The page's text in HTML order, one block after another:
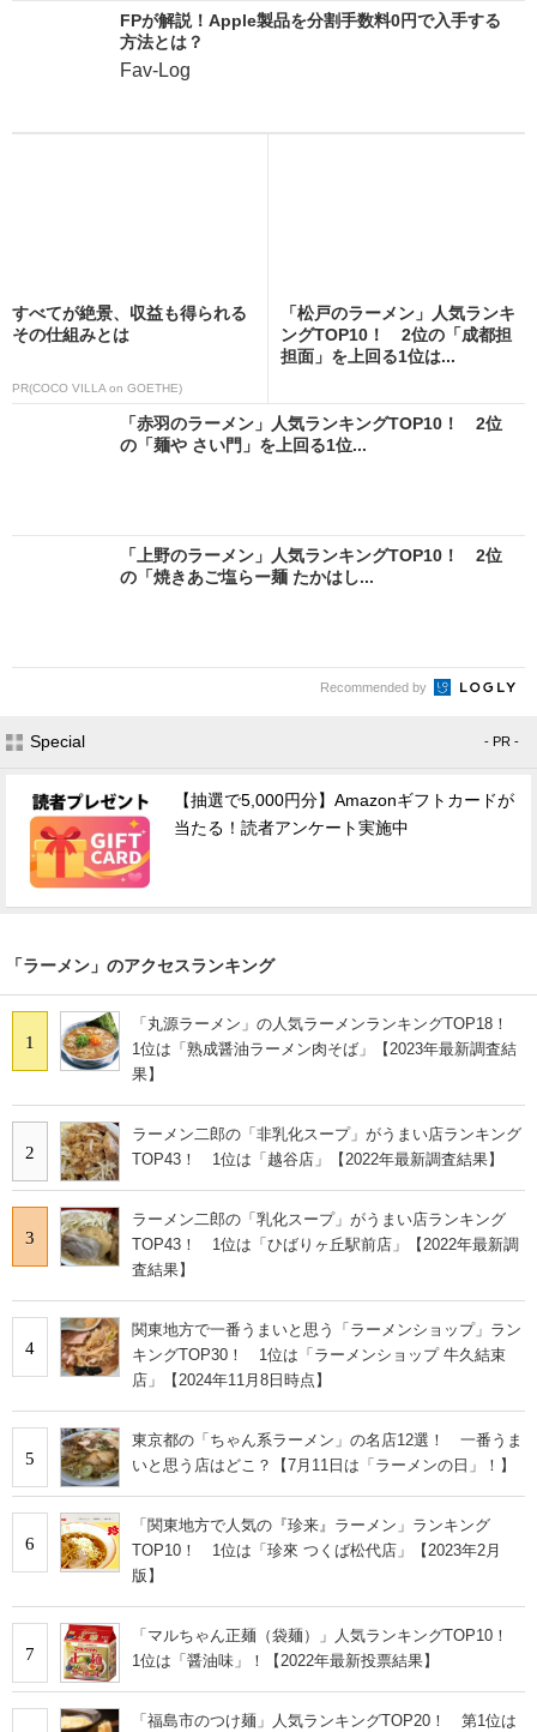
FPが解説！Apple製品を分割手数料0円で入手する
方法とは？
Fav-Log
すべてが絶景、収益も得られる
その仕組みとは
PR(COCO VILLA on GOETHE)
「松戸のラーメン」人気ランキ
ングTOP10！ 2位の「成都担
担面」を上回る1位は...
「赤羽のラーメン」人気ランキングTOP10！ 2位
の「麺や さい門」を上回る1位...
「上野のラーメン」人気ランキングTOP10！ 2位
の「焼きあご塩らー麺 たかはし...
Recommended by
Special - PR -
【抽選で5,000円分】Amazonギフトカードが
当たる！読者アンケート実施中
「ラーメン」のアクセスランキング
1
「丸源ラーメン」の人気ラーメンランキングTOP18！
1位は「熟成醤油ラーメン肉そば」【2023年最新調査結
果】
2
ラーメン二郎の「非乳化スープ」がうまい店ランキング
TOP43！ 1位は「越谷店」【2022年最新調査結果】
3
ラーメン二郎の「乳化スープ」がうまい店ランキング
TOP43！ 1位は「ひばりヶ丘駅前店」【2022年最新調
査結果】
4
関東地方で一番うまいと思う「ラーメンショップ」ラン
キングTOP30！ 1位は「ラーメンショップ 牛久結束
店」【2024年11月8日時点】
5
東京都の「ちゃん系ラーメン」の名店12選！ 一番うま
いと思う店はどこ？【7月11日は「ラーメンの日」！】
6
「関東地方で人気の『珍来』ラーメン」ランキング
TOP10！ 1位は「珍來 つくば松代店」【2023年2月
版】
7
「マルちゃん正麺（袋麺）」人気ランキングTOP10！
1位は「醤油味」！【2022年最新投票結果】
「福島市のつけ麺」人気ランキングTOP20！ 第1位は